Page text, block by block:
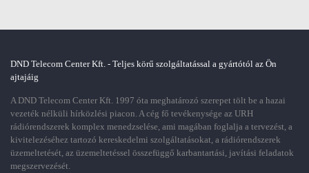
DND Telecom Center Kft. - Teljes körű szolgáltatással a gyártótól az Ön
ajtajáig
A DND Telecom Center Kft. 1997 óta meghatározó szerepet tölt be a hazai
vezeték nélküli hírközlési piacon. A cég fő tevékenysége az URH
rádiórendszerek komplex menedzselése, ami magában foglalja a tervezést, a
kivitelezéséhez tartozó kereskedelmi szolgáltatásokat, a rádiórendszerek
üzemeltetését, az üzemeltetéssel összefüggő karbantartási, javítási feladatok
megszervezését.